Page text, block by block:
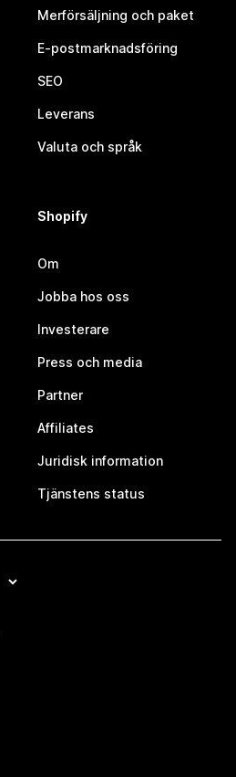
Merförsäljning och paket
E-postmarknadsföring
SEO
Leverans
Valuta och språk
Shopify
Om
Jobba hos oss
Investerare
Press och media
Partner
Affiliates
Juridisk information
Tjänstens status